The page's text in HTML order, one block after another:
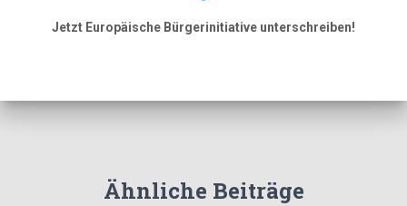
Jetzt Europäische Bürgerinitiative unterschreiben!
Ähnliche Beiträge